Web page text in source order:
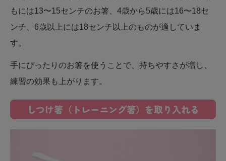
もには13〜15センチのお箸、4歳から5歳には16〜18セ
ンチ、6歳以上には18センチ以上のものが適していま
す。
手にぴったりのお箸を使うことで、持ちやすさが増し、
練習の効果も上がります。
しつけ箸（トレーニング箸）を取り入れる